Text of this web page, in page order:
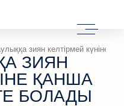
зиян келтірмей күніне
ЗИЯН
ҚАНША
БОЛАДЫ